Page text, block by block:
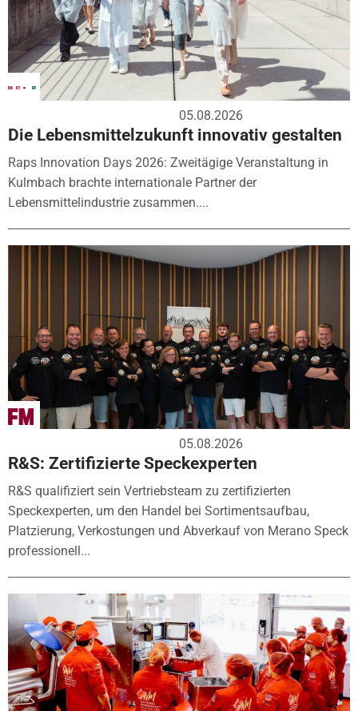
05.08.2026
Die Lebensmittelzukunft innovativ gestalten
Raps Innovation Days 2026: Zweitägige Veranstaltung in
Kulmbach brachte internationale Partner der
Lebensmittelindustrie zusammen....
05.08.2026
R&S: Zertifizierte Speckexperten
R&S qualifiziert sein Vertriebsteam zu zertifizierten
Speckexperten, um den Handel bei Sortimentsaufbau,
Platzierung, Verkostungen und Abverkauf von Merano Speck
professionell...